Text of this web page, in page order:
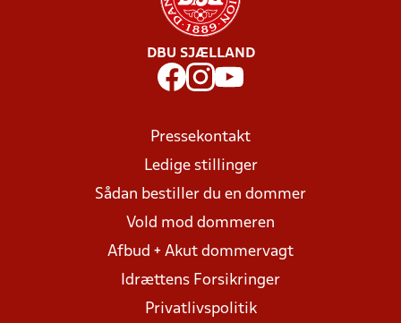
DBU SJÆLLAND
Pressekontakt
Ledige stillinger
Sådan bestiller du en dommer
Vold mod dommeren
Afbud + Akut dommervagt
Idrættens Forsikringer
Privatlivspolitik